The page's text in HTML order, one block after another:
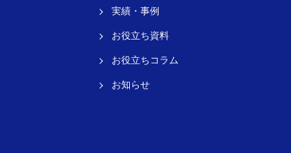
実績・事例
お役立ち資料
お役立ちコラム
お知らせ